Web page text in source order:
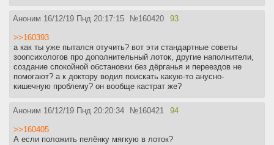
Аноним 16/12/19 Пнд 20:17:15 №160420 93
>>160393
а как ты уже пытался отучить? вот эти стандартные советы
зоопсихологов про дополнительный лоток, другие наполнители,
создание спокойной обстановки без дёрганья и переездов не
помогают? а к доктору водил поискать какую-то анусно-
кишечную проблему? он вообще кастрат же?
Аноним 16/12/19 Пнд 20:20:34 №160421 94
>>160405
А если положить пелёнку мягкую в лоток?